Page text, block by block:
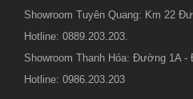
Showroom Tuyên Quang: Km 22
Hotline: 0889.203.203.
Showroom Thanh Hóa: Đường 1A -
Hotline: 0986.203.203